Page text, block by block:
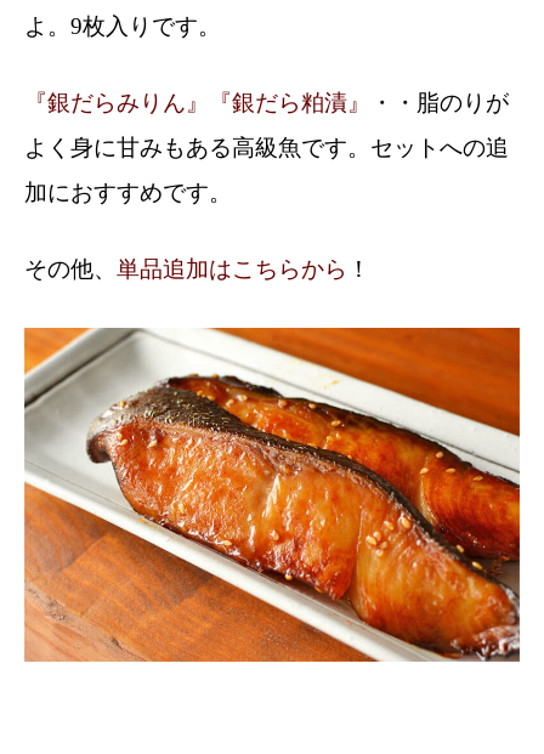
よ。9枚入りです。
『銀だらみりん』 『銀だら粕漬』
・・脂のりが
よく身に甘みもある高級魚です。セットへの追
加におすすめです。
その他、 単品追加はこちらから ！